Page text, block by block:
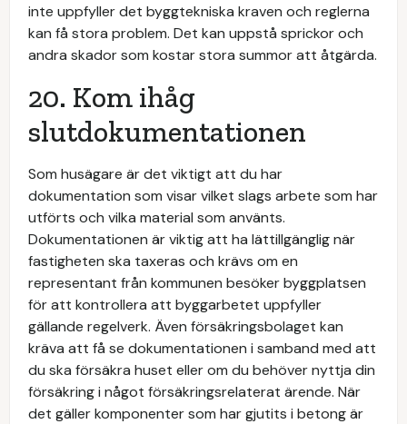
inte uppfyller det byggtekniska kraven och reglerna
kan få stora problem. Det kan uppstå sprickor och
andra skador som kostar stora summor att åtgärda.
20. Kom ihåg
slutdokumentationen
Som husägare är det viktigt att du har
dokumentation som visar vilket slags arbete som har
utförts och vilka material som använts.
Dokumentationen är viktig att ha lättillgänglig när
fastigheten ska taxeras och krävs om en
representant från kommunen besöker byggplatsen
för att kontrollera att byggarbetet uppfyller
gällande regelverk. Även försäkringsbolaget kan
kräva att få se dokumentationen i samband med att
du ska försäkra huset eller om du behöver nyttja din
försäkring i något försäkringsrelaterat ärende. När
det gäller komponenter som har gjutits i betong är